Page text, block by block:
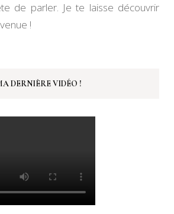
de parler. Je te laisse découvrir
!
DERNIÈRE VIDÉO !